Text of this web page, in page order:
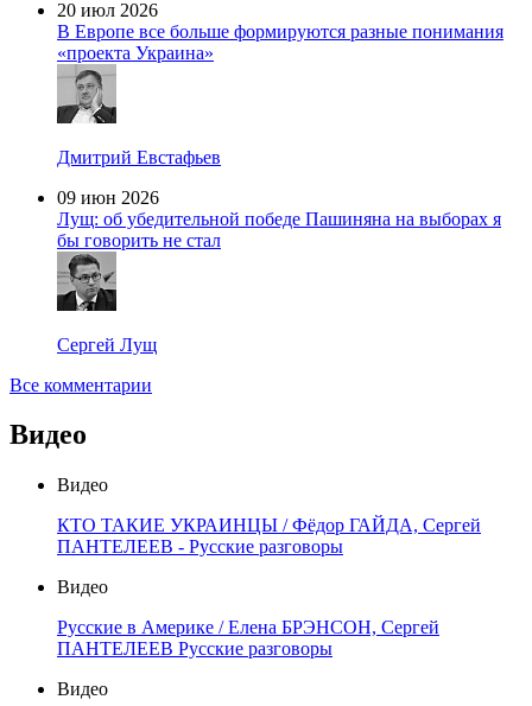
20 июл 2026
В Европе все больше формируются разные понимания
«проекта Украина»
Дмитрий Евстафьев
09 июн 2026
Лущ: об убедительной победе Пашиняна на выборах я
бы говорить не стал
Сергей Лущ
Все комментарии
Видео
Видео
КТО ТАКИЕ УКРАИНЦЫ / Фёдор ГАЙДА, Сергей
ПАНТЕЛЕЕВ - Русские разговоры
Видео
Русские в Америке / Елена БРЭНСОН, Сергей
ПАНТЕЛЕЕВ Русские разговоры
Видео